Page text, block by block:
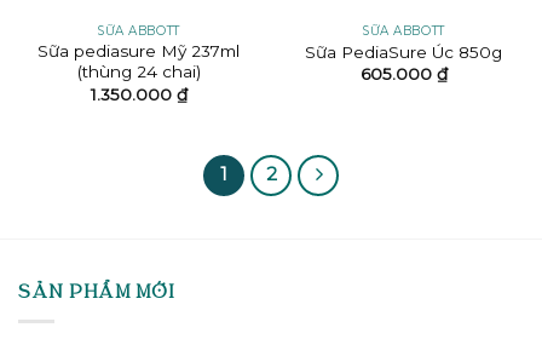
SỮA ABBOTT
Sữa pediasure Mỹ 237ml
(thùng 24 chai)
1.350.000 ₫
SỮA ABBOTT
Sữa PediaSure Úc 850g
605.000 ₫
1 2
SẢN PHẨM MỚI